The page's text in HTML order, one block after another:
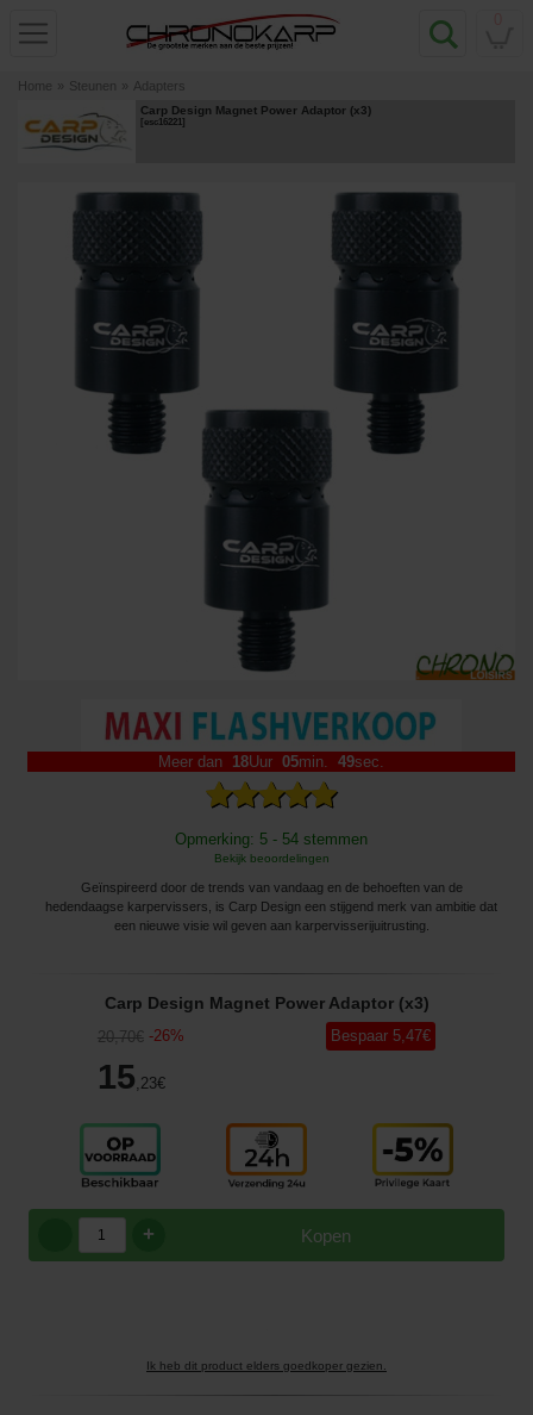
Home » Steunen » Adapters
Carp Design Magnet Power Adaptor (x3)
[esc16221]
Meer dan 18Uur 05min. 48sec.
Opmerking: 5 - 54 stemmen
Bekijk beoordelingen
Geïnspireerd door de trends van vandaag en de behoeften van de
hedendaagse karpervissers, is Carp Design een stijgend merk van ambitie dat
een nieuwe visie wil geven aan karpervisserijuitrusting.
Carp Design Magnet Power Adaptor (x3)
20,70€ -26%
15,23€
Bespaar 5,47€
Kopen
+
Ik heb dit product elders goedkoper gezien.